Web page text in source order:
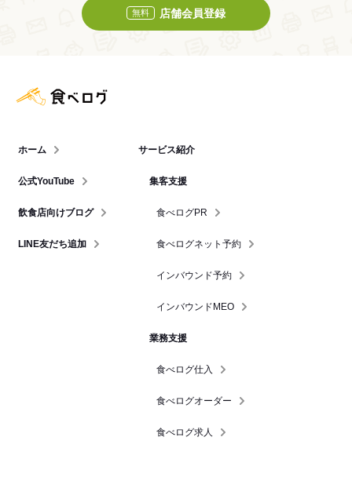
無料 店舗会員登録
ホーム
公式YouTube
飲食店向けブログ
LINE友だち追加
サービス紹介
集客支援
食べログPR
食べログネット予約
インバウンド予約
インバウンドMEO
業務支援
食べログ仕入
食べログオーダー
食べログ求人